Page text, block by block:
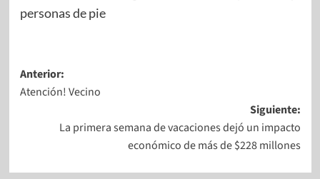
Anterior:
Atención! Vecino
Siguiente:
La primera semana de vacaciones dejó un impacto
económico de más de $228 millones